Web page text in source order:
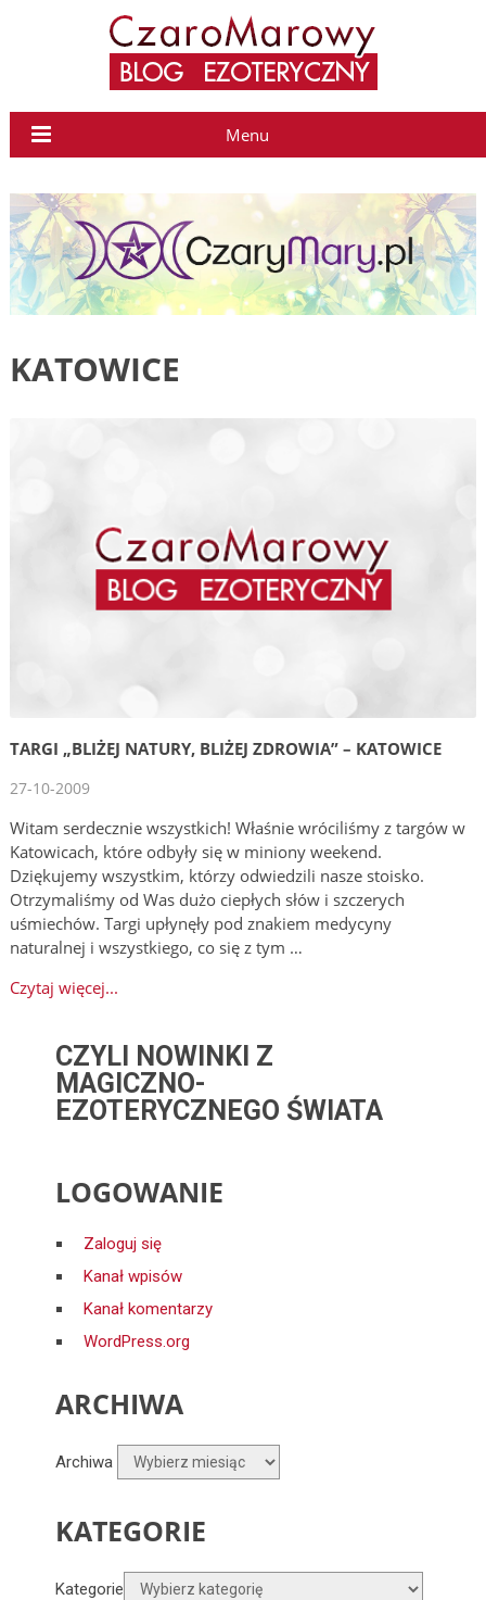
Menu
KATOWICE
TARGI „BLIŻEJ NATURY, BLIŻEJ ZDROWIA” – KATOWICE
27-10-2009
Witam serdecznie wszystkich! Właśnie wróciliśmy z targów w
Katowicach, które odbyły się w miniony weekend.
Dziękujemy wszystkim, którzy odwiedzili nasze stoisko.
Otrzymaliśmy od Was dużo ciepłych słów i szczerych
uśmiechów. Targi upłynęły pod znakiem medycyny
naturalnej i wszystkiego, co się z tym …
Czytaj więcej...
CZYLI NOWINKI Z
MAGICZNO-
EZOTERYCZNEGO ŚWIATA
LOGOWANIE
Zaloguj się
Kanał wpisów
Kanał komentarzy
WordPress.org
ARCHIWA
Archiwa
KATEGORIE
Kategorie